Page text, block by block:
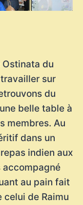
Ostinata du
sur
du
belle table à
membres. Au
dans un
indien aux
accompagné
au pain fait
celui de Raimu